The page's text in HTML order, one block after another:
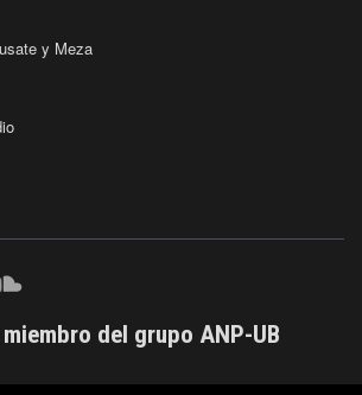
y Meza
del grupo ANP-UB